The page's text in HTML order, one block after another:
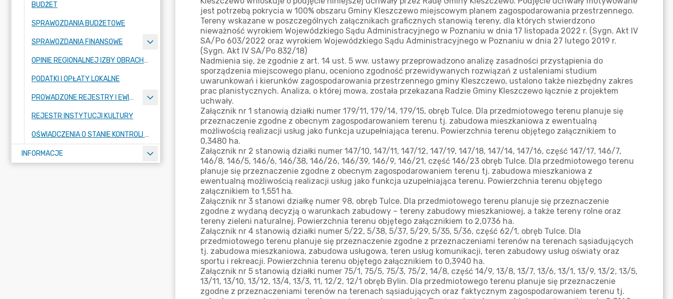
BUDŻET
SPRAWOZDANIA BUDŻETOWE
SPRAWOZDANIA FINANSOWE
OPINIE REGIONALNEJ IZBY OBRACHUNKOWEJ
PODATKI I OPŁATY LOKALNE
PROWADZONE REJESTRY I EWIDENCJE
REJESTR INSTYTUCJI KULTURY
OŚWIADCZENIA O STANIE KONTROLI ZARZĄDCZEJ
INFORMACJE